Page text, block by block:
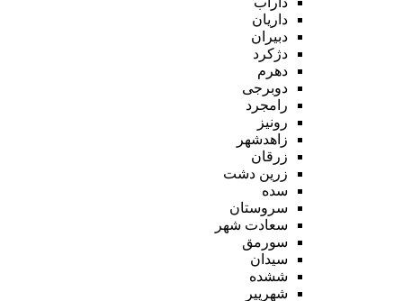
داریان
دبیران
دژکرد
دهرم
دوبرجی
رامجرد
رونیز
زاهدشهر
زرقان
زرین دشت
سده
سروستان
سعادت شهر
سورمق
سیدان
ششده
شهرپیر